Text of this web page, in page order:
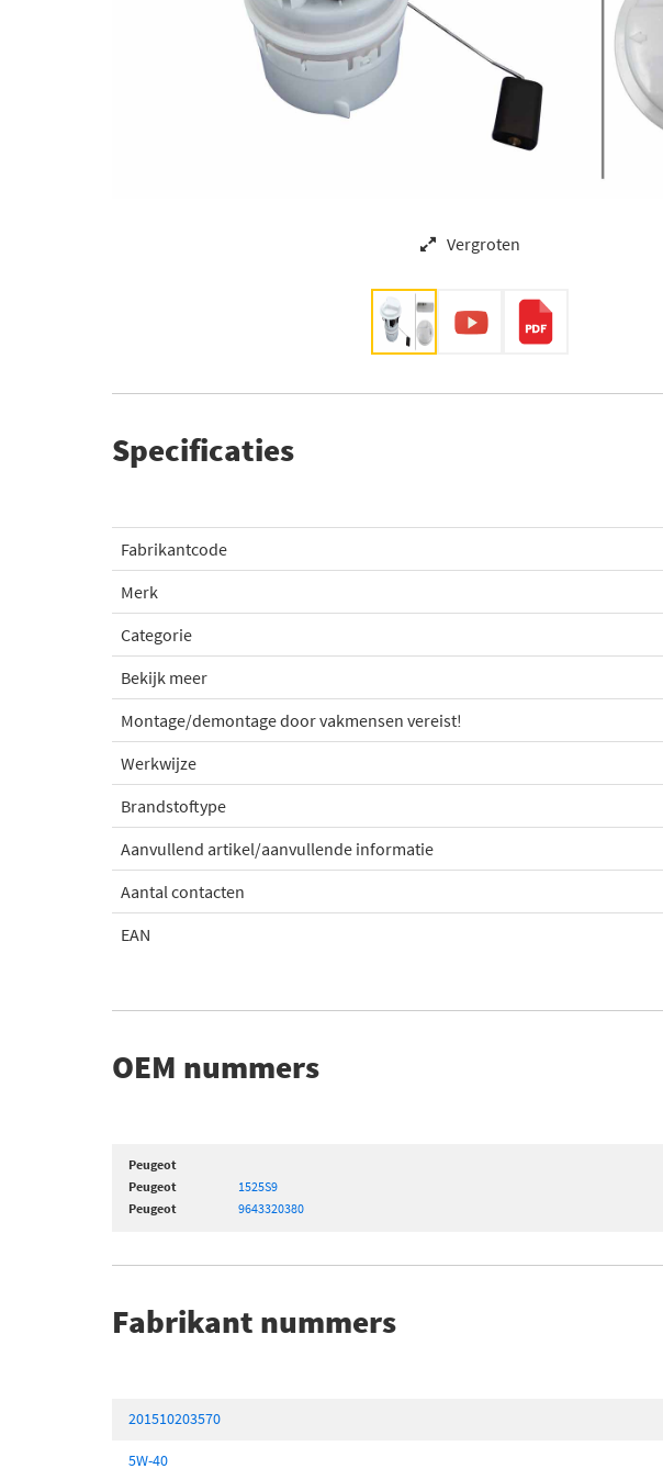
Vergroten
Specificaties
Fabrikantcode
Merk
Categorie
Bekijk meer
Montage/demontage door vakmensen vereist!
Werkwijze
Brandstoftype
Aanvullend artikel/aanvullende informatie
Aantal contacten
EAN
OEM nummers
Peugeot
Peugeot
1525S9
Peugeot
9643320380
Fabrikant nummers
201510203570
5W-40